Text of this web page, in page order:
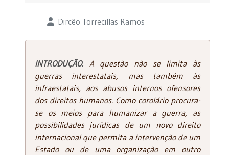
Detalhes Dircêo Torrecillas Ramos
INTRODUÇÃO. A questão não se limita às
guerras interestatais, mas também às
infraestatais, aos abusos internos ofensores
dos direitos humanos. Como corolário procura-
se os meios para humanizar a guerra, as
possibilidades jurídicas de um novo direito
internacional que permita a intervenção de um
Estado ou de uma organização em outro